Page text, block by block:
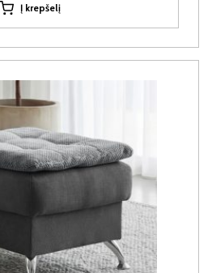
Į krepšelį